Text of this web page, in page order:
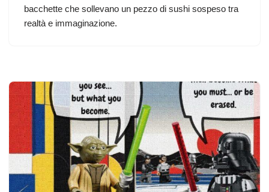
bacchette che sollevano un pezzo di sushi sospeso tra
realtà e immaginazione.